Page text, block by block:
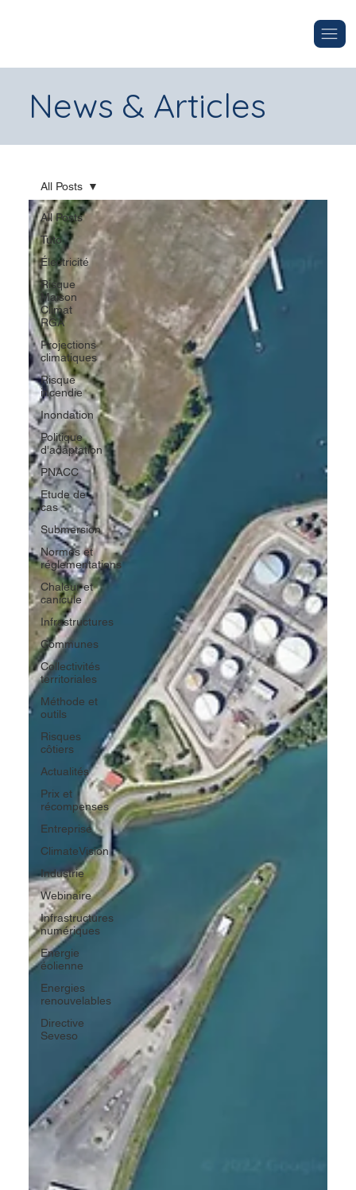
News & Articles
All Posts
Tuto
Électricité
Risque
Maison
Climat
RGA
Projections
climatiques
Risque
incendie
Inondation
Politique
d'adaptation
PNACC
Etude de
cas
Submersion
Normes et
réglementations
Chaleur et
canicule
Infrastructures
Communes
Collectivités
territoriales
Méthode et
outils
Risques
côtiers
Actualités
Prix et
récompenses
Entreprise
ClimateVision
Industrie
Webinaire
Infrastructures
numériques
Energie
éolienne
Energies
renouvelables
Directive
Seveso
All Posts